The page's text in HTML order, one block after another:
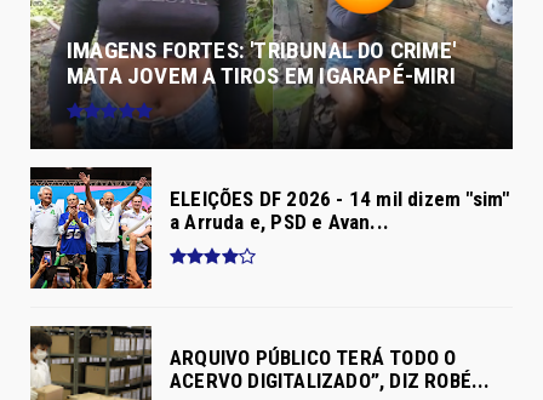
IMAGENS FORTES: 'TRIBUNAL DO CRIME'
MATA JOVEM A TIROS EM IGARAPÉ-MIRI
ELEIÇÕES DF 2026 - 14 mil dizem "sim"
a Arruda e, PSD e Avan...
ARQUIVO PÚBLICO TERÁ TODO O
ACERVO DIGITALIZADO”, DIZ ROBÉ...